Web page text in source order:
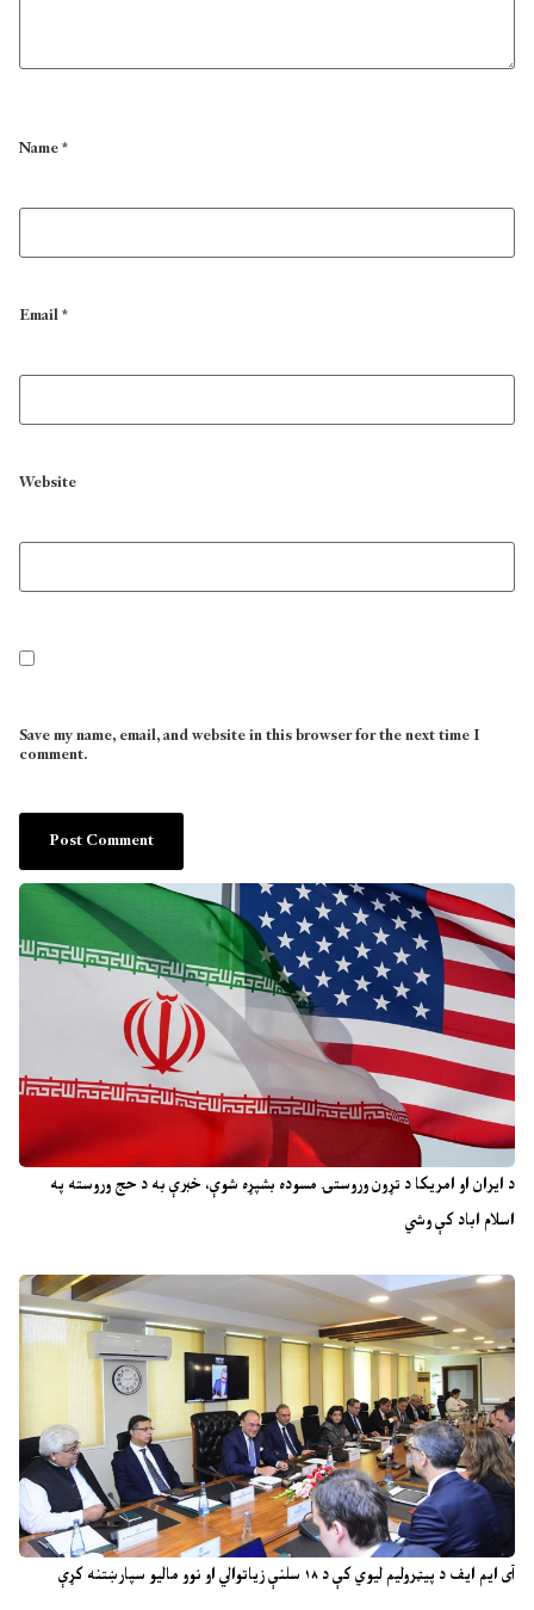
د ایران او امریکا د تړون وروستۍ مسوده بشپړه شوې، خبرې به د حج وروسته په
اسلام اباد کې وشي
آی ایم ایف د پیټرولیم لیوي کې د ۱۸ سلنې زیاتوالي او نوو مالیو سپارښتنه کړې
Name*
Email*
Website
Save my name, email, and website in this browser for the next time I
comment.